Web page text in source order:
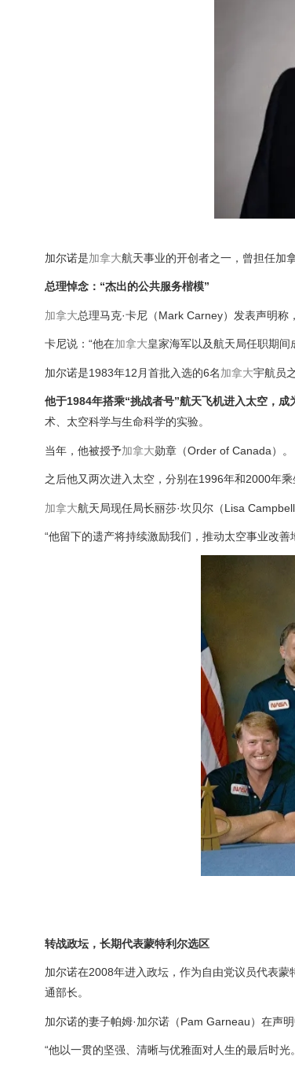
加尔诺是加拿大航天事业的开创者之一，曾担任加
总理悼念：“杰出的公共服务楷模”
加拿大总理马克·卡尼（Mark Carney）发表声明称
卡尼说：“他在加拿大皇家海军以及航天局任职期
加尔诺是1983年12月首批入选的6名加拿大宇航员
他于1984年搭乘“挑战者号”航天飞机进入太空，成
术、太空科学与生命科学的实验。
当年，他被授予加拿大勋章（Order of Canada）。
之后他又两次进入太空，分别在1996年和2000年乘
加拿大航天局现任局长丽莎·坎贝尔（Lisa
“他留下的遗产将持续激励我们，推动太空事业改善
转战政坛，长期代表蒙特利尔选区
加尔诺在2008年进入政坛，作为自由党议员代表
通部长。
加尔诺的妻子帕姆·加尔诺（Pam Garneau）在声
“他以一贯的坚强、清晰与优雅面对人生的最后时